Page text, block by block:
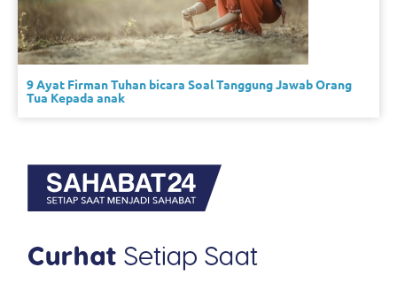
9 Ayat Firman Tuhan bicara Soal Tanggung Jawab Orang
Tua Kepada anak